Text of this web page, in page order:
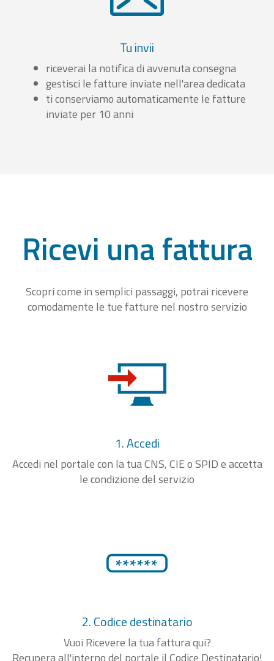
Tu invii
riceverai la notifica di avvenuta consegna
gestisci le fatture inviate nell'area dedicata
ti conserviamo automaticamente le fatture
inviate per 10 anni
Ricevi una fattura
Scopri come in semplici passaggi, potrai ricevere
comodamente le tue fatture nel nostro servizio
1. Accedi
Accedi nel portale con la tua CNS, CIE o SPID e accetta
le condizione del servizio
2. Codice destinatario
Vuoi Ricevere la tua fattura qui?
Recupera all'interno del portale il Codice Destinatario!